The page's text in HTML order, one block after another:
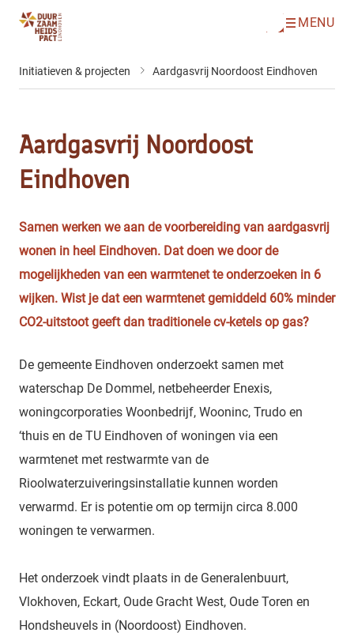
Direct naar de inhoud
O
m
MENU
Initiatieven & projecten Aardgasvrij Noordoost Eindhoven
Aardgasvrij Noordoost
Eindhoven
Samen werken we aan de voorbereiding van aardgasvrij
wonen in heel Eindhoven. Dat doen we door de
mogelijkheden van een warmtenet te onderzoeken in 6
wijken. Wist je dat een warmtenet gemiddeld 60% minder
CO2-uitstoot geeft dan traditionele cv-ketels op gas?
De gemeente Eindhoven onderzoekt samen met
waterschap De Dommel, netbeheerder Enexis,
woningcorporaties Woonbedrijf, Wooninc, Trudo en
‘thuis en de TU Eindhoven of woningen via een
warmtenet met restwarmte van de
Rioolwaterzuiveringsinstallatie kunnen worden
verwarmd. Er is potentie om op termijn circa 8.000
woningen te verwarmen.
Het onderzoek vindt plaats in de Generalenbuurt,
Vlokhoven, Eckart, Oude Gracht West, Oude Toren en
Hondsheuvels in (Noordoost) Eindhoven.